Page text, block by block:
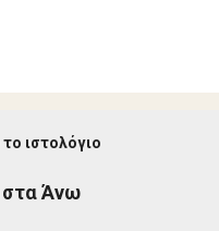
ιστολόγιο
στα Άνω